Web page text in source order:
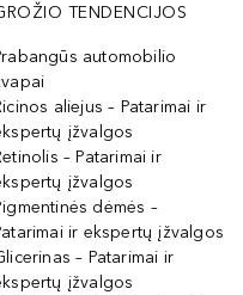
TENDENCIJOS
automobilio
aliejus – Patarimai ir
įžvalgos
– Patarimai ir
įžvalgos
dėmės –
ir ekspertų įžvalgos
– Patarimai ir
įžvalgos